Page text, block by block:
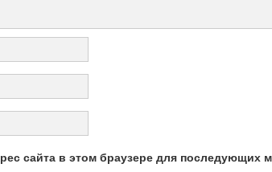
сайта в этом браузере для последующих